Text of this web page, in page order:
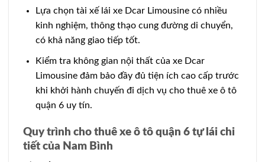
Lựa chọn tài xế lái xe Dcar Limousine có nhiều
kinh nghiệm, thông thạo cung đường di chuyển,
có khả năng giao tiếp tốt.
Kiểm tra không gian nội thất của xe Dcar
Limousine đảm bảo đầy đủ tiện ích cao cấp trước
khi khởi hành chuyến đi dịch vụ cho thuê xe ô tô
quận 6 uy tín.
Quy trình cho thuê xe ô tô quận 6 tự lái chi
tiết của Nam Bình